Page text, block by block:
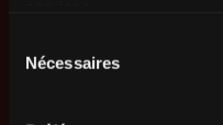
Nécessaires